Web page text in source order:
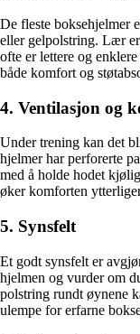
De fleste boksehjelmer
eller gelpolstring. Lær
ofte er lettere og
både komfort og
4. Ventilasjon og
Under trening kan det
hjelmer har perforerte
med å holde hodet
øker komforten
5. Synsfelt
Et godt synsfelt er
hjelmen og vurder om
polstring rundt øynene
ulempe for erfarne